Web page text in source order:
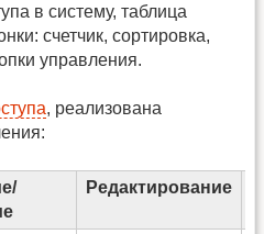
в систему, таблица
счетчик, сортировка,
управления.
, реализована
Редактирование